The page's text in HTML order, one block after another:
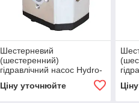
Шестерневий
(шестеренний)
гідравлічний насос Hydro-
Ціну уточнюйте